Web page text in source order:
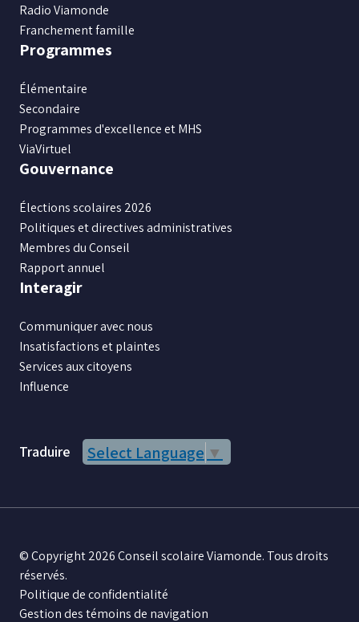
Radio Viamonde
Franchement famille
Programmes
Élémentaire
Secondaire
Programmes d'excellence et MHS
ViaVirtuel
Gouvernance
Élections scolaires 2026
Politiques et directives administratives
Membres du Conseil
Rapport annuel
Interagir
Communiquer avec nous
Insatisfactions et plaintes
Services aux citoyens
Influence
Traduire Select Language ▼
© Copyright 2026 Conseil scolaire Viamonde. Tous droits
réservés.
Politique de confidentialité
Gestion des témoins de navigation